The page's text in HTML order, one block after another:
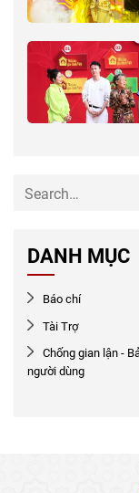
DANH MỤC
Báo chí
Tài Trợ
Chống gian lận -
người dùng